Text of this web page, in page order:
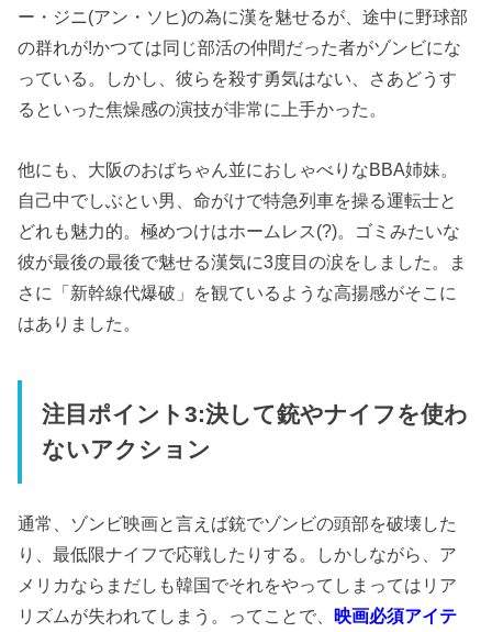
ー・ジニ(アン・ソヒ)の為に漢を魅せるが、途中に野球部
の群れが!かつては同じ部活の仲間だった者がゾンビにな
っている。しかし、彼らを殺す勇気はない、さあどうす
るといった焦燥感の演技が非常に上手かった。
他にも、大阪のおばちゃん並におしゃべりなBBA姉妹。
自己中でしぶとい男、命がけで特急列車を操る運転士と
どれも魅力的。極めつけはホームレス(?)。ゴミみたいな
彼が最後の最後で魅せる漢気に3度目の涙をしました。ま
さに「新幹線代爆破」を観ているような高揚感がそこに
はありました。
注目ポイント3:決して銃やナイフを使わ
ないアクション
通常、ゾンビ映画と言えば銃でゾンビの頭部を破壊した
り、最低限ナイフで応戦したりする。しかしながら、ア
メリカならまだしも韓国でそれをやってしまってはリア
リズムが失われてしまう。ってことで、映画必須アイテ